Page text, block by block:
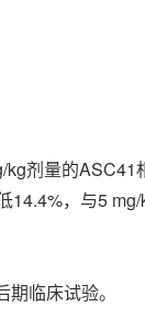
剂量的ASC41
14.4%，与5 mg/
临床试验。